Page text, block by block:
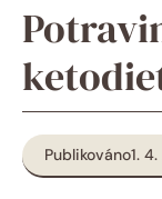
Publikováno1.